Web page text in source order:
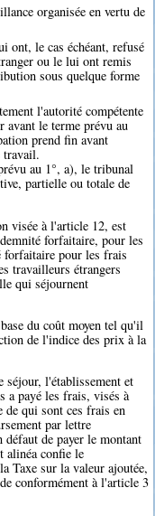
organisée en vertu de
ont, le cas échéant, refusé
ou le lui ont remis
sous quelque forme
l'autorité compétente
avant le terme prévu au
prend fin avant
travail.
au 1°, a), le tribunal
partielle ou totale de
visée à l'article 12, est
forfaitaire, pour les
forfaitaire pour les frais
travailleurs étrangers
qui séjournent
du coût moyen tel qu'il
de l'indice des prix à la
l'établissement et
a payé les frais, visés à
de qui sont ces frais en
par lettre
défaut de payer le montant
alinéa confie le
Taxe sur la valeur ajoutée,
conformément à l'article 3